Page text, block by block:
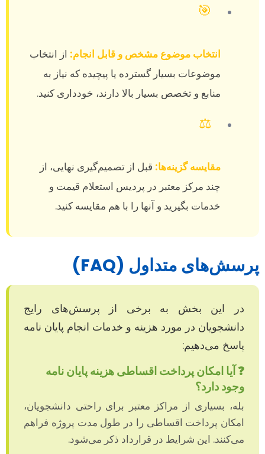
🎯
انتخاب موضوع مشخص و قابل انجام: از انتخاب
موضوعات بسیار گسترده یا پیچیده که نیاز به
منابع و تخصص بسیار بالا دارند، خودداری کنید.
⚖️
مقایسه گزینه‌ها: قبل از تصمیم‌گیری نهایی، از
چند مرکز معتبر در پردیس استعلام قیمت و
خدمات بگیرید و آنها را با هم مقایسه کنید.
پرسش‌های متداول (FAQ)
در این بخش به برخی از پرسش‌های رایج
دانشجویان در مورد هزینه و خدمات انجام پایان نامه
پاسخ می‌دهیم:
❓ آیا امکان پرداخت اقساطی هزینه پایان نامه
وجود دارد؟
بله، بسیاری از مراکز معتبر برای راحتی دانشجویان،
امکان پرداخت اقساطی را در طول مدت پروژه فراهم
می‌کنند. این شرایط در قرارداد ذکر می‌شود.